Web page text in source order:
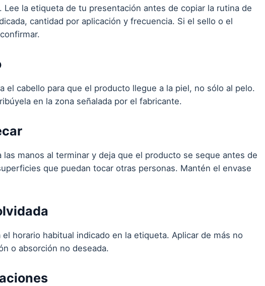
la etiqueta de tu presentación antes de copiar la rutina de
cantidad por aplicación y frecuencia. Si el sello o el
el cabello para que el producto llegue a la piel, no sólo al pelo.
en la zona señalada por el fabricante.
manos al terminar y deja que el producto se seque antes de
que puedan tocar otras personas. Mantén el envase
horario habitual indicado en la etiqueta. Aplicar de más no
o absorción no deseada.